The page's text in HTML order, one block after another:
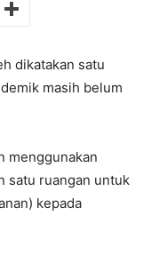
dikatakan satu
masih belum
menggunakan
satu ruangan untuk
kepada